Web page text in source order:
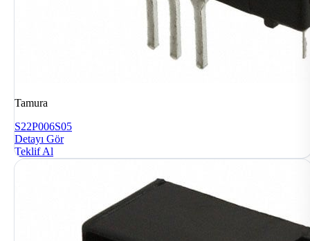
Tamura
S22P006S05
Detayı Gör
Teklif Al